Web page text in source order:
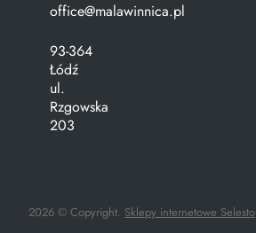
office@malawinnica.pl
93-364
Łódź
ul.
Rzgowska
203
2026 © Copyright. Sklepy internetowe Selesto